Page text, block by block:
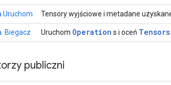
Tensory wyjściowe i metadane
Biegacz Uruchom Operation s i oceń Tensors
publiczni